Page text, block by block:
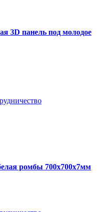
3D панель под молодое
ромбы 700x700x7мм